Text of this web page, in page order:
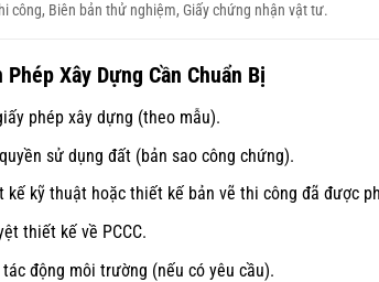
công, Biên bản thử nghiệm, Giấy chứng nhận vật tư.
Xây Dựng Cần Chuẩn Bị
phép xây dựng (theo mẫu).
sử dụng đất (bản sao công chứng).
kế kỹ thuật hoặc thiết kế bản vẽ thi công đã được
thiết kế về PCCC.
động môi trường (nếu có yêu cầu).